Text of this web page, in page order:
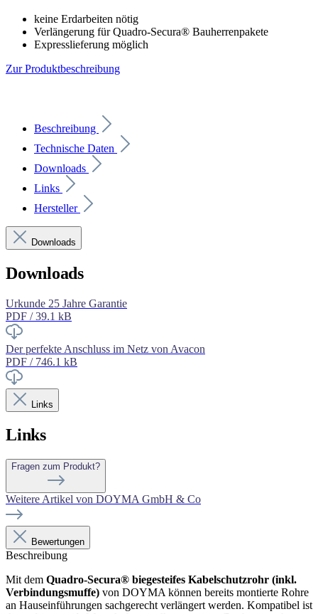
keine Erdarbeiten nötig
Verlängerung für Quadro-Secura® Bauherrenpakete
Expresslieferung möglich
Zur Produktbeschreibung
Beschreibung
Technische Daten
Downloads
Links
Hersteller
Downloads
Downloads
Urkunde 25 Jahre Garantie
PDF / 39.1 kB
Der perfekte Anschluss im Netz von Avacon
PDF / 746.1 kB
Links
Links
Fragen zum Produkt?
Weitere Artikel von DOYMA GmbH & Co
Bewertungen
Beschreibung
Mit dem Quadro-Secura® biegesteifes Kabelschutzrohr (inkl.
Verbindungsmuffe) von DOYMA können bereits montierte Rohre
an Hauseinführungen sachgerecht verlängert werden. Kompatibel ist